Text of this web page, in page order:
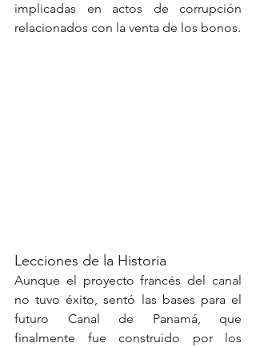
implicadas en actos de corrupción
relacionados con la venta de los bonos.
Lecciones de la Historia
Aunque el proyecto francés del canal
no tuvo éxito, sentó las bases para el
futuro Canal de Panamá, que
finalmente fue construido por los